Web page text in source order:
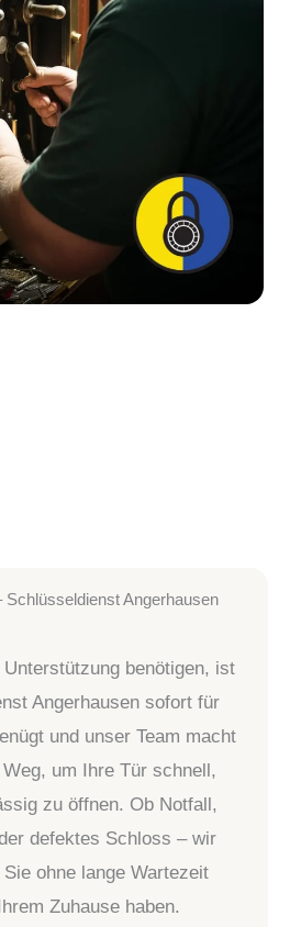
Schlüsseldienst Angerhausen
benötigen, ist
Angerhausen sofort für
und unser Team macht
um Ihre Tür schnell,
zu öffnen. Ob Notfall,
defektes Schloss – wir
ohne lange Wartezeit
Zuhause haben.